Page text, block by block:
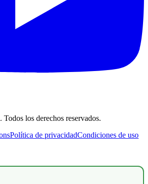
Todos los derechos reservados.
Política de privacidadCondiciones de uso